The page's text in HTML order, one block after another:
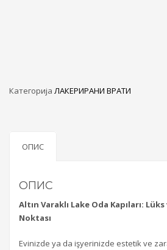
Категорија ЛАКЕРИРАНИ ВРАТИ
ОПИС
ОПИС
Altın Varaklı Lake Oda Kapıları:
Noktası
Evinizde ya da işyerinizde estetik ve